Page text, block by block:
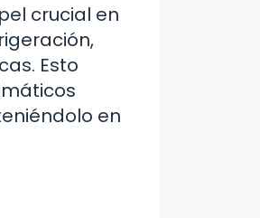
crucial en
Esto
en